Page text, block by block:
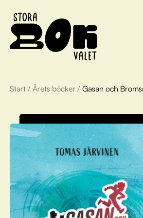
Start / Årets böcker / Gasan och